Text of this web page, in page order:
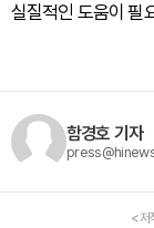
실질적인 도움이 필
함경호 기자
<저